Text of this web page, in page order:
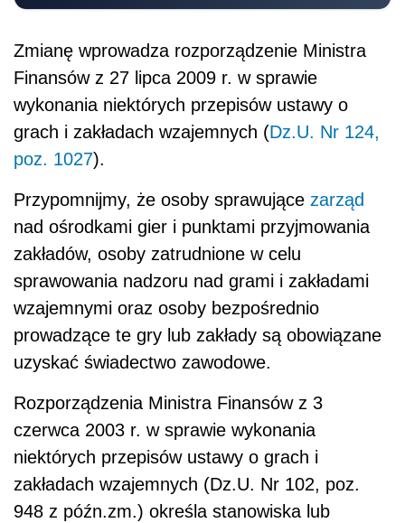
Zmianę wprowadza rozporządzenie Ministra
Finansów z 27 lipca 2009 r. w sprawie
wykonania niektórych przepisów ustawy o
grach i zakładach wzajemnych (Dz.U. Nr 124,
poz. 1027).
Przypomnijmy, że osoby sprawujące zarząd
nad ośrodkami gier i punktami przyjmowania
zakładów, osoby zatrudnione w celu
sprawowania nadzoru nad grami i zakładami
wzajemnymi oraz osoby bezpośrednio
prowadzące te gry lub zakłady są obowiązane
uzyskać świadectwo zawodowe.
Rozporządzenia Ministra Finansów z 3
czerwca 2003 r. w sprawie wykonania
niektórych przepisów ustawy o grach i
zakładach wzajemnych (Dz.U. Nr 102, poz.
948 z późn.zm.) określa stanowiska lub